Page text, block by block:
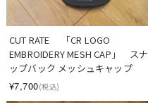
CUT RATE 　「CR LOGO
EMBROIDERY MESH CAP」　スナ
ップバック メッシュキャップ
¥7,700(税込)